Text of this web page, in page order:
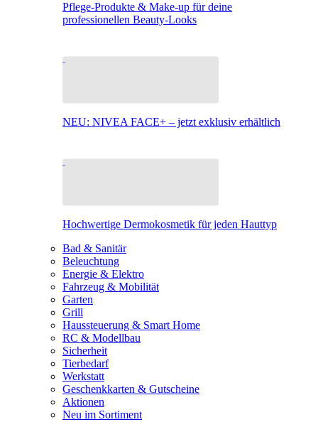
Pflege-Produkte & Make-up für deine
professionellen Beauty-Looks
NEU: NIVEA FACE+ – jetzt exklusiv erhältlich
Hochwertige Dermokosmetik für jeden Hauttyp
Bad & Sanitär
Beleuchtung
Energie & Elektro
Fahrzeug & Mobilität
Garten
Grill
Haussteuerung & Smart Home
RC & Modellbau
Sicherheit
Tierbedarf
Werkstatt
Geschenkkarten & Gutscheine
Aktionen
Neu im Sortiment